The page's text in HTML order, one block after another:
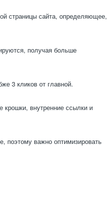
страницы сайта, определяющее,
получая больше
3 кликов от главной.
крошки, внутренние ссылки и
поэтому важно оптимизировать